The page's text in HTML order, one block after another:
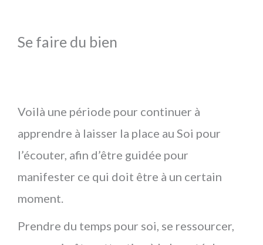
Se faire du bien
Voilà une période pour continuer à
apprendre à laisser la place au Soi pour
l’écouter, afin d’être guidée pour
manifester ce qui doit être à un certain
moment.
Prendre du temps pour soi, se ressourcer,